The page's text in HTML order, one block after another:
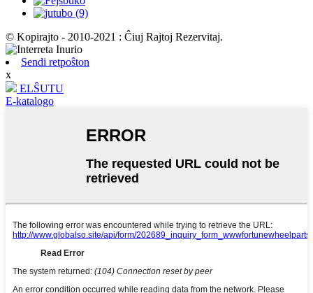
© Kopirajto - 2010-2021 : Ĉiuj Rajtoj Rezervitaj.
Sendi retpoŝton
x
ELŜUTU
E-katalogo